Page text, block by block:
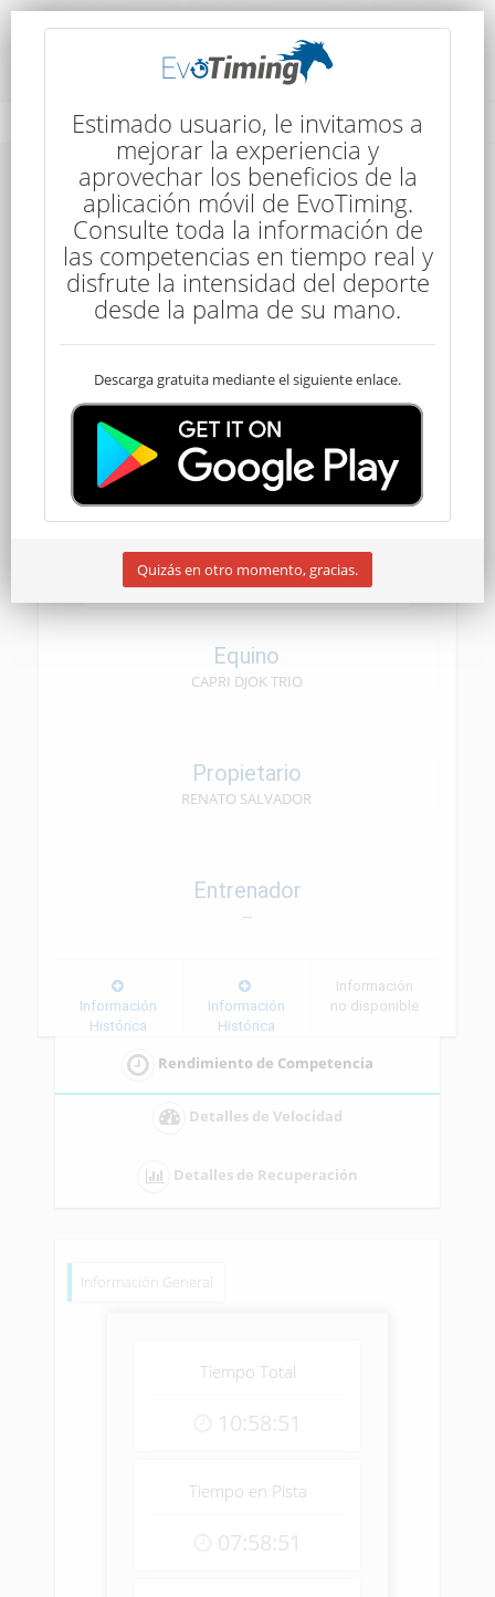
Rendimiento del Competidor
121
MONICA PINTO LIMA
Clasificado
160 kms
SENIOR
06/06/2026
Equino
CAPRI DJOK TRIO
Propietario
RENATO SALVADOR
Entrenador
--
Información
Histórica
Información
Histórica
Información
no disponible
Rendimiento de Competencia
Detalles de Velocidad
Detalles de Recuperación
Información General
Tiempo Total
10:58:51
Tiempo en Pista
07:58:51
Estimado usuario, le invitamos a
mejorar la experiencia y
aprovechar los beneficios de la
aplicación móvil de EvoTiming.
Consulte toda la información de
las competencias en tiempo real y
disfrute la intensidad del deporte
desde la palma de su mano.
Descarga gratuita mediante el siguiente enlace.
Quizás en otro momento, gracias.